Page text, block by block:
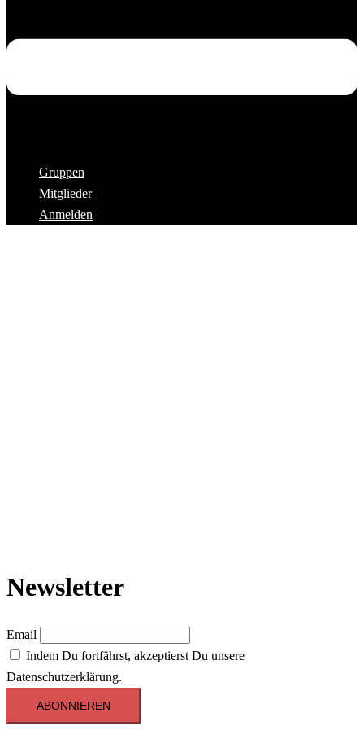
Gruppen
Mitglieder
Anmelden
Newsletter
Email
Indem Du fortfährst, akzeptierst Du unsere
Datenschutzerklärung.